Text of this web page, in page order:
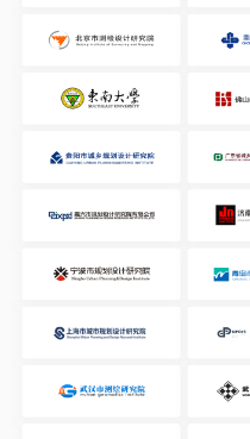
涵盖消费意愿、兴趣偏好、
支持实时监测。
客流行为数据
涵盖客流来源、目的地、停
支持按天、按周的数据分析。
支持迁徙人群数量、画像、
支持历史分析、实时监测。
支持城市区县、重点区域的